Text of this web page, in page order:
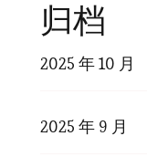
归档
2025 年 10 月
2025 年 9 月